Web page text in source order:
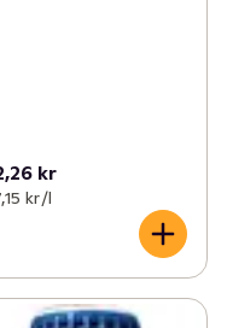
kr
kr /l